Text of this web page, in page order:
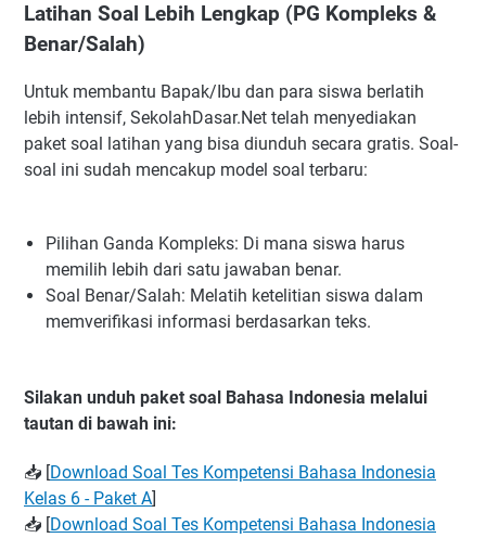
Latihan Soal Lebih Lengkap (PG Kompleks &
Benar/Salah)
Untuk membantu Bapak/Ibu dan para siswa berlatih
lebih intensif, SekolahDasar.Net telah menyediakan
paket soal latihan yang bisa diunduh secara gratis. Soal-
soal ini sudah mencakup model soal terbaru:
Pilihan Ganda Kompleks: Di mana siswa harus
memilih lebih dari satu jawaban benar.
Soal Benar/Salah: Melatih ketelitian siswa dalam
memverifikasi informasi berdasarkan teks.
Silakan unduh paket soal Bahasa Indonesia melalui
tautan di bawah ini:
📥 [Download Soal Tes Kompetensi Bahasa Indonesia
Kelas 6 - Paket A]
📥 [Download Soal Tes Kompetensi Bahasa Indonesia